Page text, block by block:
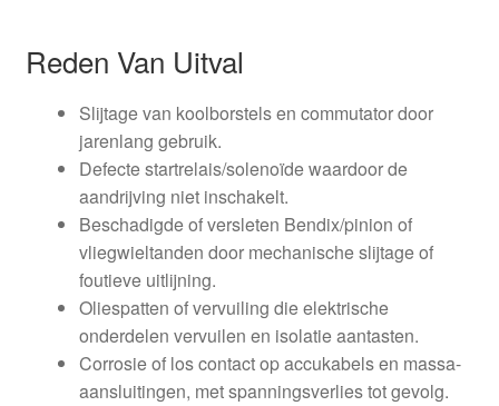
Reden Van Uitval
Slijtage van koolborstels en commutator door
jarenlang gebruik.
Defecte startrelais/solenoïde waardoor de
aandrijving niet inschakelt.
Beschadigde of versleten Bendix/pinion of
vliegwieltanden door mechanische slijtage of
foutieve uitlijning.
Oliespatten of vervuiling die elektrische
onderdelen vervuilen en isolatie aantasten.
Corrosie of los contact op accukabels en massa-
aansluitingen, met spanningsverlies tot gevolg.